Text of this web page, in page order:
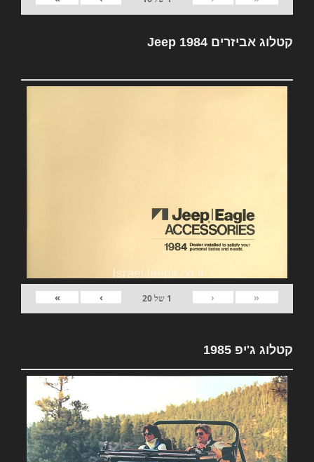
קטלוג אביזרים Jeep 1984
«
‹
1 של20
›
»
קטלוג ג'יפ 1985